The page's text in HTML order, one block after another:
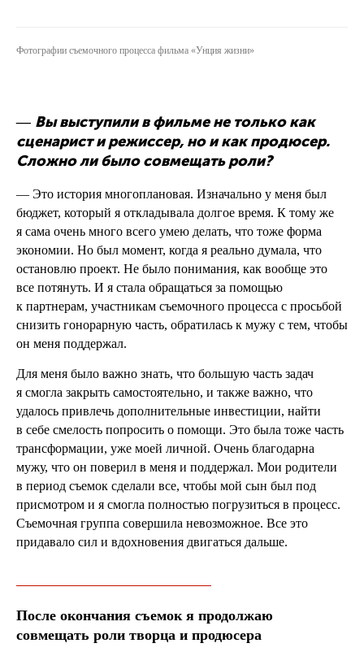
Фотографии съемочного процесса фильма «Унция жизни»
— Вы выступили в фильме не только как
сценарист и режиссер, но и как продюсер.
Сложно ли было совмещать роли?
— Это история многоплановая. Изначально у меня был
бюджет, который я откладывала долгое время. К тому же
я сама очень много всего умею делать, что тоже форма
экономии. Но был момент, когда я реально думала, что
остановлю проект. Не было понимания, как вообще это
все потянуть. И я стала обращаться за помощью
к партнерам, участникам съемочного процесса с просьбой
снизить гонорарную часть, обратилась к мужу с тем, чтобы
он меня поддержал.
Для меня было важно знать, что большую часть задач
я смогла закрыть самостоятельно, и также важно, что
удалось привлечь дополнительные инвестиции, найти
в себе смелость попросить о помощи. Это была тоже часть
трансформации, уже моей личной. Очень благодарна
мужу, что он поверил в меня и поддержал. Мои родители
в период съемок сделали все, чтобы мой сын был под
присмотром и я смогла полностью погрузиться в процесс.
Съемочная группа совершила невозможное. Все это
придавало сил и вдохновения двигаться дальше.
После окончания съемок я продолжаю
совмещать роли творца и продюсера